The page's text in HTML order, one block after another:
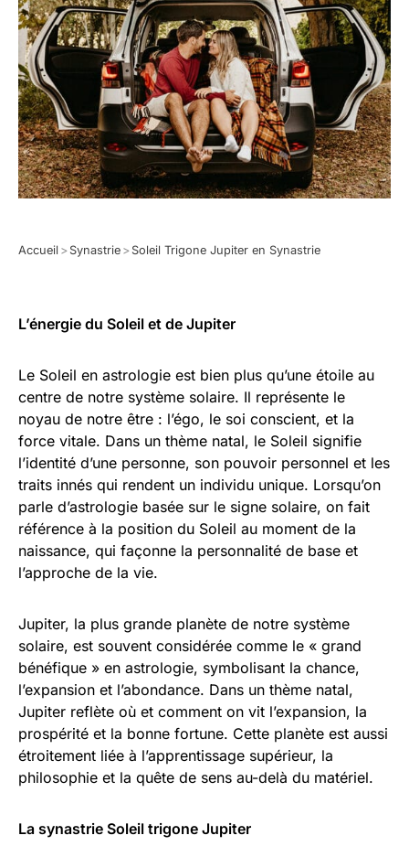
Accueil > Synastrie > Soleil Trigone Jupiter en Synastrie
L’énergie du Soleil et de Jupiter
Le Soleil en astrologie est bien plus qu’une étoile au
centre de notre système solaire. Il représente le
noyau de notre être : l’égo, le soi conscient, et la
force vitale. Dans un thème natal, le Soleil signifie
l’identité d’une personne, son pouvoir personnel et les
traits innés qui rendent un individu unique. Lorsqu’on
parle d’astrologie basée sur le signe solaire, on fait
référence à la position du Soleil au moment de la
naissance, qui façonne la personnalité de base et
l’approche de la vie.
Jupiter, la plus grande planète de notre système
solaire, est souvent considérée comme le « grand
bénéfique » en astrologie, symbolisant la chance,
l’expansion et l’abondance. Dans un thème natal,
Jupiter reflète où et comment on vit l’expansion, la
prospérité et la bonne fortune. Cette planète est aussi
étroitement liée à l’apprentissage supérieur, la
philosophie et la quête de sens au-delà du matériel.
La synastrie Soleil trigone Jupiter